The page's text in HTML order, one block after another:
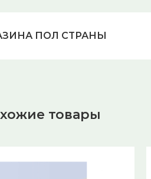
ПОЛ СТРАНЫ
товары